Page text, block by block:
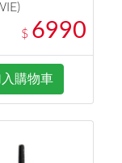
$ 6990
入購物車